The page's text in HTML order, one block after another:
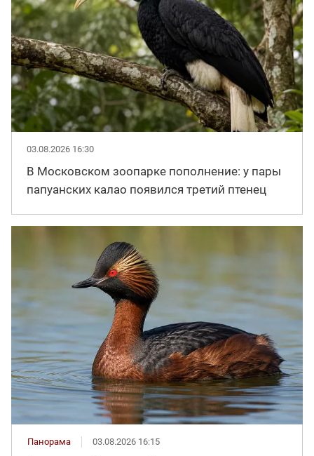
03.08.2026 16:30
В Московском зоопарке пополнение: у пары
папуанских калао появился третий птенец
Панорама 03.08.2026 16:15